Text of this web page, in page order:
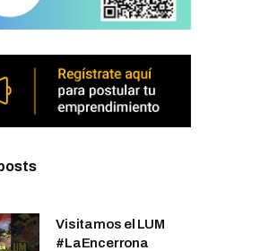
Visitamos el LUM
#LaEncerrona